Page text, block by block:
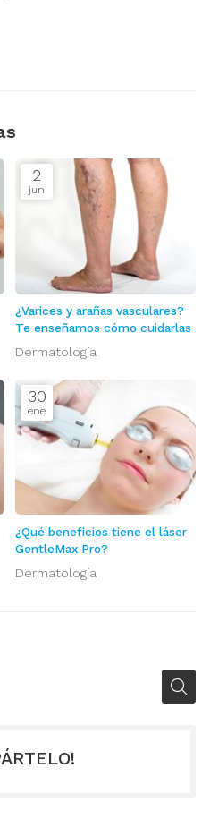
2
jun
¿Varices y arañas vasculares?
Te enseñamos cómo cuidarlas
Dermatología
30
ene
¿Qué beneficios tiene el láser
GentleMax Pro?
Dermatología